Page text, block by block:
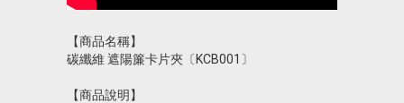
【商品名稱】
碳纖維 遮陽簾卡片夾〔KCB001〕
【商品說明】